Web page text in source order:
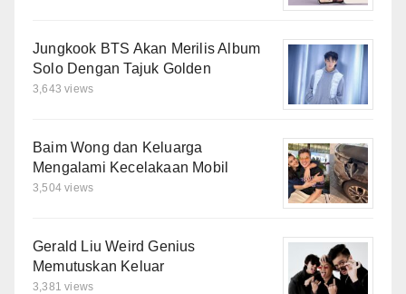
Jungkook BTS Akan Merilis Album
Solo Dengan Tajuk Golden
3,643 views
Baim Wong dan Keluarga
Mengalami Kecelakaan Mobil
3,504 views
Gerald Liu Weird Genius
Memutuskan Keluar
3,381 views